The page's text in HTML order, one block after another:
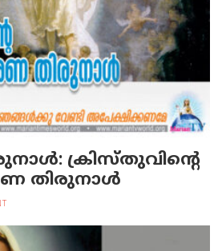
ക്രിസ്തുവിന്റെ
തിരുനാള്‍